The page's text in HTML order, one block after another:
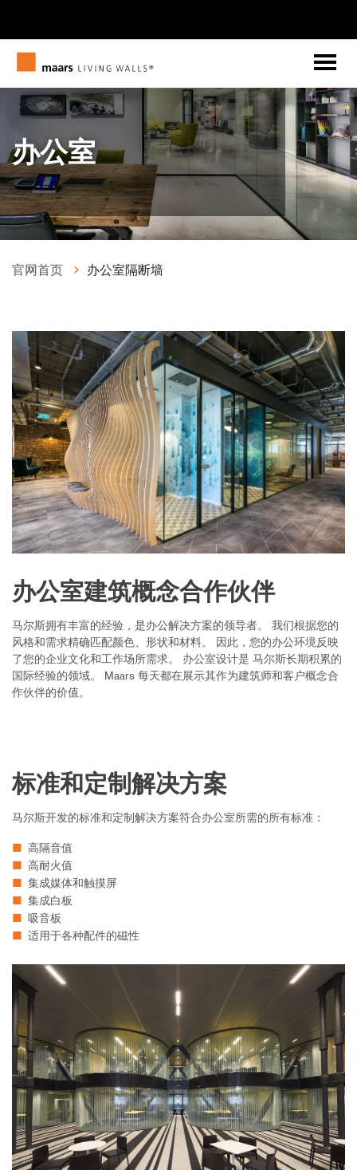
办公室
官网首页 办公室隔断墙
办公室建筑概念合作伙伴
马尔斯拥有丰富的经验，是办公解决方案的领导者。
我们根据您的
风格和需求精确匹配颜色、形状和材料。
因此，您的办公环境反映
了您的企业文化和工作场所需求。
办公室设计是 马尔斯长期积累的
国际经验的领域。
Maars 每天都在展示其作为建筑师和客户概念合
作伙伴的价值。
标准和定制解决方案
马尔斯开发的标准和定制解决方案符合办公室所需的所有标准：
高隔音值
高耐火值
集成媒体和触摸屏
集成白板
吸音板
适用于各种配件的磁性